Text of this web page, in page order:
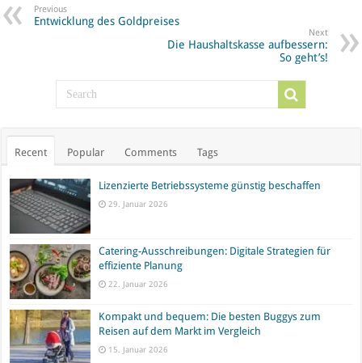
Previous
Entwicklung des Goldpreises
Next
Die Haushaltskasse aufbessern:
So geht’s!
Recent Popular Comments Tags
Lizenzierte Betriebssysteme günstig beschaffen
29. Januar 2026
Catering-Ausschreibungen: Digitale Strategien für
effiziente Planung
22. Januar 2026
Kompakt und bequem: Die besten Buggys zum
Reisen auf dem Markt im Vergleich
15. Januar 2026